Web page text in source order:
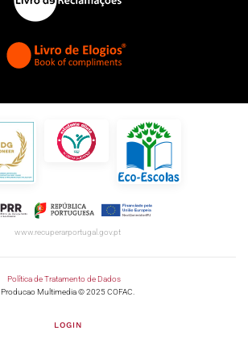
www.recuperarportugal.gov.pt
Política de Tratamento de Dados
Producao Multimedia © 2025 COFAC.
LOGIN